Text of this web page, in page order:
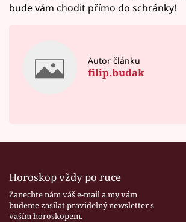
bude vám chodit přímo do schránky!
Autor článku
filip.budak
Horoskop vždy po ruce
Zanechte nám váš e-mail a my vám
budeme zasílat pravidelný newsletter s
vaším horoskopem.